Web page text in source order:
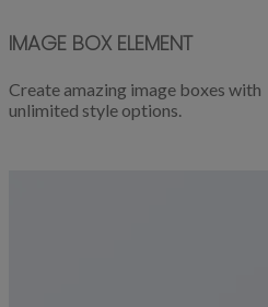
IMAGE BOX ELEMENT
Create amazing image boxes with
unlimited style options.